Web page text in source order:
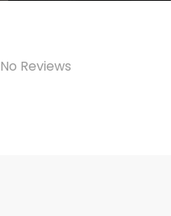
No Reviews